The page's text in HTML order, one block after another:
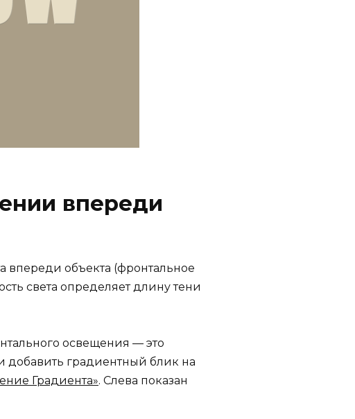
впереди
впереди объекта (фронтальное
света определяет длину тени
освещения — это
добавить градиентный блик на
Градиента». Слева показан